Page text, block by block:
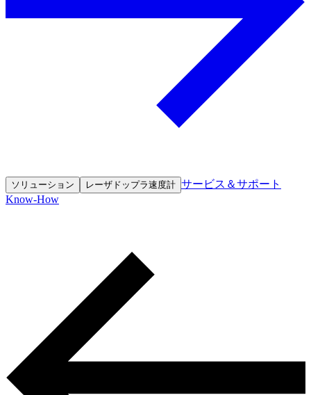
ソリューション レーザドップラ速度計 サービス＆サポート
Know-How